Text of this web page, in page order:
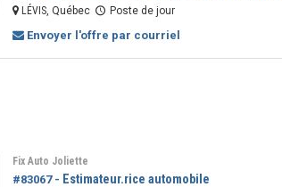
LÉVIS, Québec Poste de jour
Envoyer l'offre par courriel
Fix Auto Joliette
#83067 - Estimateur.rice automobile